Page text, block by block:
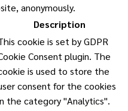
anonymously.
Description
cookie is set by GDPR
Consent plugin. The
is used to store the
consent for the cookies
the category "Analytics".